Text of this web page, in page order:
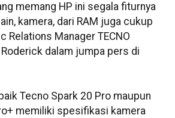
memang HP ini segala fiturnya
kamera, dari RAM juga cukup
Relations Manager TECNO
Roderick dalam jumpa pers di
Tecno Spark 20 Pro maupun
memiliki spesifikasi kamera